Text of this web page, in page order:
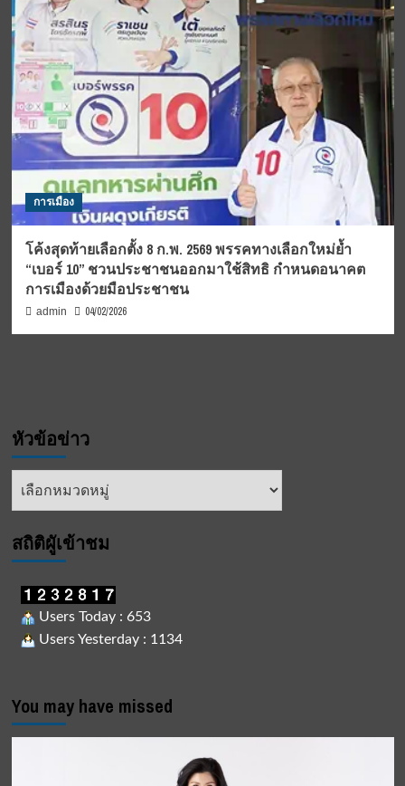
การเมือง
โค้งสุดท้ายเลือกตั้ง 8 ก.พ. 2569 พรรคทางเลือกใหม่ย้ำ
“เบอร์ 10” ชวนประชาชนออกมาใช้สิทธิ กำหนดอนาคต
การเมืองด้วยมือประชาชน
admin 04/02/2026
หัวข้อข่าว
หัวข้อ
สถิติผูัเข้าชม
Users Today : 653
Users Yesterday : 1134
You may have missed